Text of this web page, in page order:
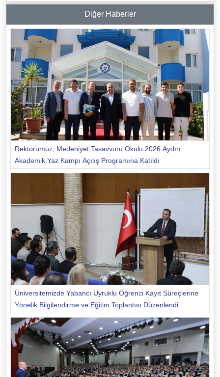
Diğer Haberler
Rektörümüz, Medeniyet Tasavvuru Okulu 2026 Aydın
Akademik Yaz Kampı Açılış Programına Katıldı
Üniversitemizde Yabancı Uyruklu Öğrenci Kayıt Süreçlerine
Yönelik Bilgilendirme ve Eğitim Toplantısı Düzenlendi